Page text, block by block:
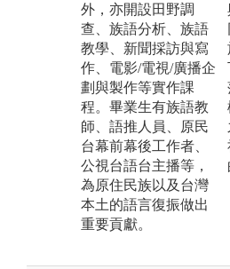
外，亦開設田野調
查、族語分析、族語
教學、新聞採訪與寫
作、電影/電視/廣播企
劃與製作等實作課
程。畢業生有族語教
師、語推人員、原民
台幕前幕後工作者、
公視台語台主播等，
為原住民族以及台灣
本土的語言復振做出
重要貢獻。